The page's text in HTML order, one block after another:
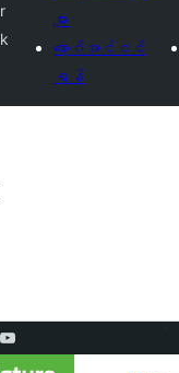
r
k
များ
လော့ဂ်အင်ဝင်
ရန်